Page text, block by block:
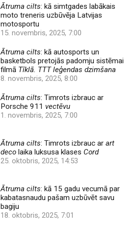
Ātruma cilts: kā simtgades labākais
moto treneris uzbūvēja Latvijas
motosportu
15. novembris, 2025, 7:00
Ātruma cilts: kā autosports un
basketbols pretojās padomju sistēmai
filmā Tīklā. TTT leģendas dzimšana
8. novembris, 2025, 8:00
Ātruma cilts: Timrots izbrauc ar
Porsche 911 vectēvu
1. novembris, 2025, 7:00
Ātruma cilts: Timrots izbrauc arart
deco laika luksusa klases Cord
25. oktobris, 2025, 14:53
Ātruma cilts: kā 15 gadu vecumā par
kabatasnaudu pašam uzbūvēt savu
bagiju
18. oktobris, 2025, 7:01